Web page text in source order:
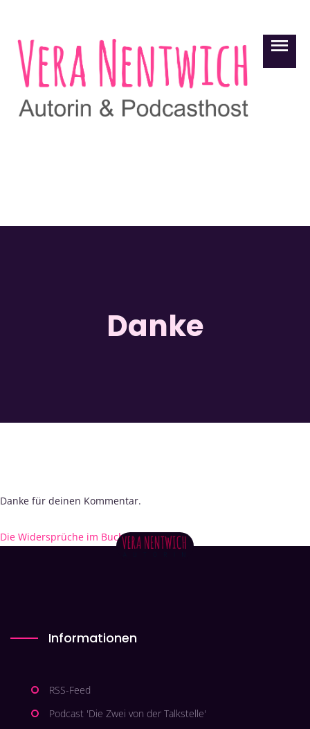
Danke
Danke für deinen Kommentar.
Die Widersprüche im Buchmarketing→
Informationen
RSS-Feed
Podcast 'Die Zwei von der Talkstelle'